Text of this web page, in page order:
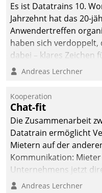
Es ist Datatrains 10.
Jahrzehnt hat das 20-
Anwendertreffen
haben sich
dabei – klares Zeichen
Fokussierung auf den
Andreas Lerchner
Kooperation
Chat-fit
Die Zusammenarbeit
Datatrain ermöglicht
Mietern auf der
Kommunikation:
Unternehmens jetzt
Mitarbeiter oder
Andreas Lerchner